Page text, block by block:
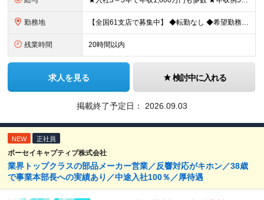
勤務地 【全国61支店で募集中】 ◆転勤なし ◆希望勤務地を選べる ◆U・Iターンも歓迎です ----- 契約期間中は転勤がありません。 お住まいの地域でキャリアを築くことができます！ ----- ■北海道／
残業時間 20時間以内
求人を見る 検討中に入れる
掲載終了予定日： 2026.09.03
NEW 正社員
ボーセイキャプティブ株式会社
業界トップクラスの部品メーカー営業／反響対応がキホン／38歳
で事業本部長への実績あり／中途入社100％／厚待遇